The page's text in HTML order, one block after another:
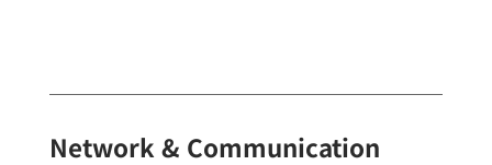
Network & Communication